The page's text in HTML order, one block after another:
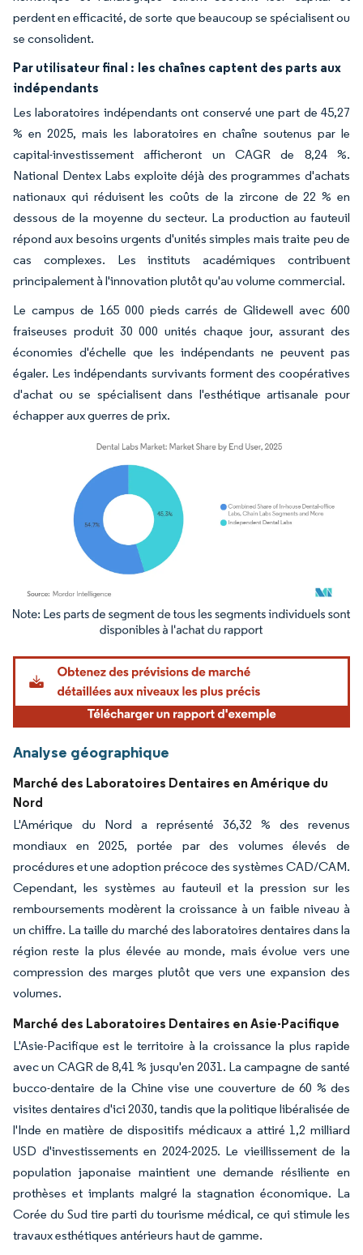
perdent en efficacité, de sorte que beaucoup se spécialisent ou
se consolident.
Par utilisateur final : les chaînes captent des parts aux
indépendants
Les laboratoires indépendants ont conservé une part de 45,27
% en 2025, mais les laboratoires en chaîne soutenus par le
capital-investissement afficheront un CAGR de 8,24 %.
National Dentex Labs exploite déjà des programmes d'achats
nationaux qui réduisent les coûts de la zircone de 22 % en
dessous de la moyenne du secteur. La production au fauteuil
répond aux besoins urgents d'unités simples mais traite peu de
cas complexes. Les instituts académiques contribuent
principalement à l'innovation plutôt qu'au volume commercial.
Le campus de 165 000 pieds carrés de Glidewell avec 600
fraiseuses produit 30 000 unités chaque jour, assurant des
économies d'échelle que les indépendants ne peuvent pas
égaler. Les indépendants survivants forment des coopératives
d'achat ou se spécialisent dans l'esthétique artisanale pour
échapper aux guerres de prix.
Image © Mordor Intelligence. La réutilisation nécessite une attribution sous CC BY
Analyse géographique
Marché des Laboratoires Dentaires en Amérique du
Nord
L'Amérique du Nord a représenté 36,32 % des revenus
mondiaux en 2025, portée par des volumes élevés de
procédures et une adoption précoce des systèmes CAD/CAM.
Cependant, les systèmes au fauteuil et la pression sur les
remboursements modèrent la croissance à un faible niveau à
un chiffre. La taille du marché des laboratoires dentaires dans la
région reste la plus élevée au monde, mais évolue vers une
compression des marges plutôt que vers une expansion des
volumes.
Marché des Laboratoires Dentaires en Asie-Pacifique
L'Asie-Pacifique est le territoire à la croissance la plus rapide
avec un CAGR de 8,41 % jusqu'en 2031. La campagne de santé
bucco-dentaire de la Chine vise une couverture de 60 % des
visites dentaires d'ici 2030, tandis que la politique libéralisée de
l'Inde en matière de dispositifs médicaux a attiré 1,2 milliard
USD d'investissements en 2024-2025. Le vieillissement de la
population japonaise maintient une demande résiliente en
prothèses et implants malgré la stagnation économique. La
Corée du Sud tire parti du tourisme médical, ce qui stimule les
travaux esthétiques antérieurs haut de gamme.